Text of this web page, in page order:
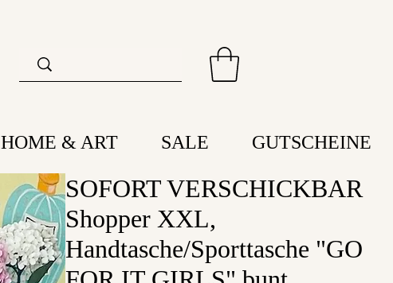
HOME & ART SALE GUTSCHEINE
SOFORT VERSCHICKBAR
Shopper XXL,
Handtasche/Sporttasche "GO